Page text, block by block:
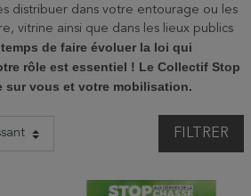
distribuer dans votre entourage ou les
vitrine ainsi que dans les lieux publics
de faire évoluer la loi qui
rôle est essentiel ! Le Collectif Stop
sur vous et votre mobilisation.
FILTRER